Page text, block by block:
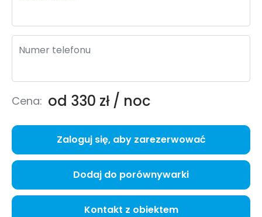
Numer telefonu
Cena: od 330 zł / noc
Zaloguj się, aby zarezerwować
Dodaj do porównywarki
Kontakt z obiektem